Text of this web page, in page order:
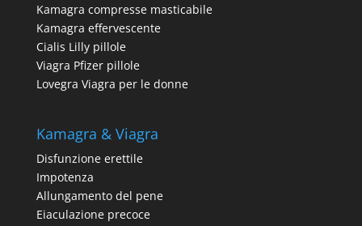
Kamagra compresse masticabile
Kamagra effervescente
Cialis Lilly pillole
Viagra Pfizer pillole
Lovegra Viagra per le donne
Kamagra & Viagra
Disfunzione erettile
Impotenza
Allungamento del pene
Eiaculazione precoce